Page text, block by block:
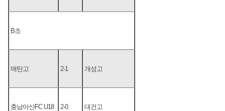
B조
매탄고 2-1 개성고
충남아산FC U18 2-0 대건고